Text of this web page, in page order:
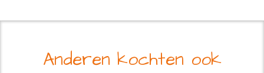
Anderen kochten ook